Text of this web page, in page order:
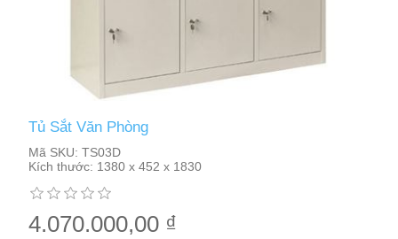
Tủ Sắt Văn Phòng
Mã SKU: TS03D
Kích thước: 1380 x 452 x 1830
4.070.000,00 ₫